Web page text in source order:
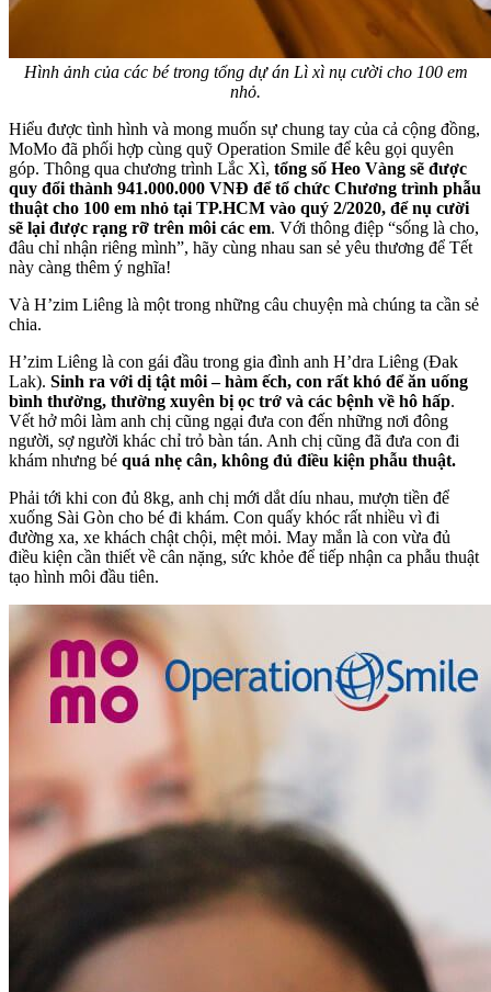
Hình ảnh của các bé trong tổng dự án Lì xì nụ cười cho 100 em
nhỏ.
Hiểu được tình hình và mong muốn sự chung tay của cả cộng đồng,
MoMo đã phối hợp cùng quỹ Operation Smile để kêu gọi quyên
góp. Thông qua chương trình Lắc Xì, tổng số Heo Vàng sẽ được
quy đổi thành 941.000.000 VNĐ để tổ chức Chương trình phẫu
thuật cho 100 em nhỏ tại TP.HCM vào quý 2/2020, để nụ cười
sẽ lại được rạng rỡ trên môi các em. Với thông điệp “sống là cho,
đâu chỉ nhận riêng mình”, hãy cùng nhau san sẻ yêu thương để Tết
này càng thêm ý nghĩa!
Và H’zim Liêng là một trong những câu chuyện mà chúng ta cần sẻ
chia.
H’zim Liêng là con gái đầu trong gia đình anh H’dra Liêng (Đak
Lak). Sinh ra với dị tật môi – hàm ếch, con rất khó để ăn uống
bình thường, thường xuyên bị ọc trớ và các bệnh về hô hấp.
Vết hở môi làm anh chị cũng ngại đưa con đến những nơi đông
người, sợ người khác chỉ trỏ bàn tán. Anh chị cũng đã đưa con đi
khám nhưng bé quá nhẹ cân, không đủ điều kiện phẫu thuật.
Phải tới khi con đủ 8kg, anh chị mới dắt díu nhau, mượn tiền để
xuống Sài Gòn cho bé đi khám. Con quấy khóc rất nhiều vì đi
đường xa, xe khách chật chội, mệt mỏi. May mắn là con vừa đủ
điều kiện cần thiết về cân nặng, sức khỏe để tiếp nhận ca phẫu thuật
tạo hình môi đầu tiên.